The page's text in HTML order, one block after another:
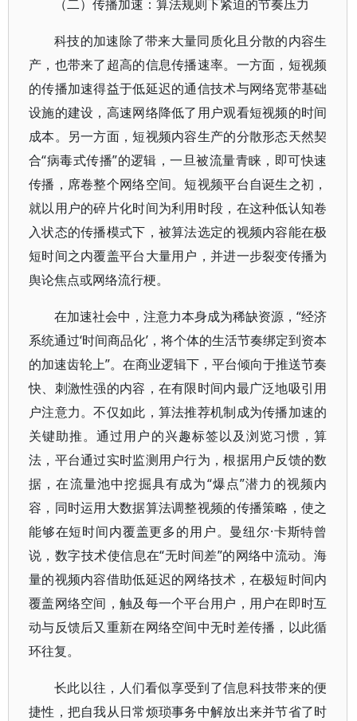
（二）传播加速：算法规则下紧迫的节奏压力
科技的加速除了带来大量同质化且分散的内容生
产，也带来了超高的信息传播速率。一方面，短视频
的传播加速得益于低延迟的通信技术与网络宽带基础
设施的建设，高速网络降低了用户观看短视频的时间
成本。另一方面，短视频内容生产的分散形态天然契
合“病毒式传播”的逻辑，一旦被流量青睐，即可快速
传播，席卷整个网络空间。短视频平台自诞生之初，
就以用户的碎片化时间为利用时段，在这种低认知卷
入状态的传播模式下，被算法选定的视频内容能在极
短时间之内覆盖平台大量用户，并进一步裂变传播为
舆论焦点或网络流行梗。
在加速社会中，注意力本身成为稀缺资源，“经济
系统通过‘时间商品化’，将个体的生活节奏绑定到资本
的加速齿轮上”。在商业逻辑下，平台倾向于推送节奏
快、刺激性强的内容，在有限时间内最广泛地吸引用
户注意力。不仅如此，算法推荐机制成为传播加速的
关键助推。通过用户的兴趣标签以及浏览习惯，算
法，平台通过实时监测用户行为，根据用户反馈的数
据，在流量池中挖掘具有成为“爆点”潜力的视频内
容，同时运用大数据算法调整视频的传播策略，使之
能够在短时间内覆盖更多的用户。曼纽尔·卡斯特曾
说，数字技术使信息在“无时间差”的网络中流动。海
量的视频内容借助低延迟的网络技术，在极短时间内
覆盖网络空间，触及每一个平台用户，用户在即时互
动与反馈后又重新在网络空间中无时差传播，以此循
环往复。
长此以往，人们看似享受到了信息科技带来的便
捷性，把自我从日常烦琐事务中解放出来并节省了时